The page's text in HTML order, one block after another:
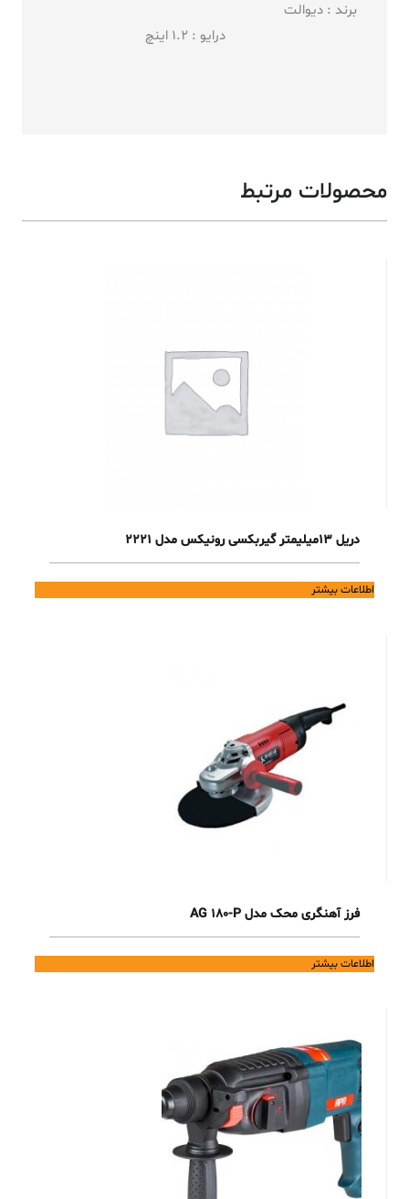
برند : دیوالت
درایو : 1.2 اینچ
محصولات مرتبط
دریل 13میلیمتر گیربکسی رونیکس مدل 2221
اطلاعات بیشتر
فرز آهنگری محک مدل AG 180-P
اطلاعات بیشتر